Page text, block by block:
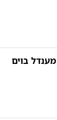
בוים